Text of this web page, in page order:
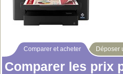
Comparer et acheter Déposer
Comparer les prix